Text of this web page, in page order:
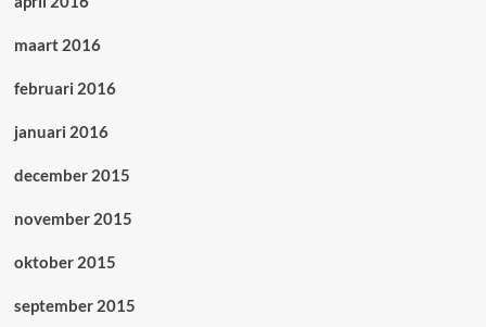
maart 2016
februari 2016
januari 2016
december 2015
november 2015
oktober 2015
september 2015